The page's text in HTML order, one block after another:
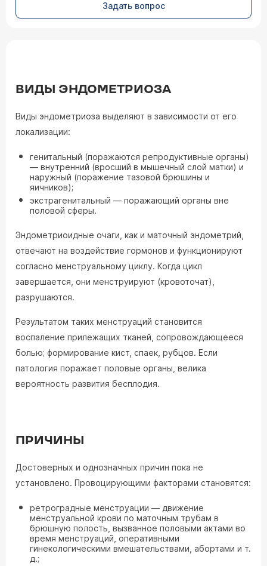
Задать вопрос
ВИДЫ ЭНДОМЕТРИОЗА
Виды эндометриоза выделяют в зависимости от его
локализации:
генитальный (поражаются репродуктивные органы)
— внутренний (вросший в мышечный слой матки) и
наружный (поражение тазовой брюшины и
яичников);
экстрагенитальный — поражающий органы вне
половой сферы.
Эндометриоидные очаги, как и маточный эндометрий,
отвечают на воздействие гормонов и функционируют
согласно менструальному циклу. Когда цикл
завершается, они менструируют (кровоточат),
разрушаются.
Результатом таких менструаций становится
воспаление прилежащих тканей, сопровождающееся
болью; формирование кист, спаек, рубцов. Если
патология поражает половые органы, велика
вероятность развития бесплодия.
ПРИЧИНЫ
Достоверных и однозначных причин пока не
установлено. Провоцирующими факторами становятся:
ретроградные менструации — движение
менструальной крови по маточным трубам в
брюшную полость, вызванное половыми актами во
время менструаций, оперативными
гинекологическими вмешательствами, абортами и т.
д.;